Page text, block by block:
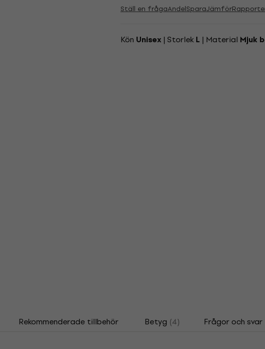
Ställ en frågaAndelSparaJämför
Kön Unisex | Storlek L | Material Mjuk
Rekommenderade tillbehör Betyg (4) Frågor och svar